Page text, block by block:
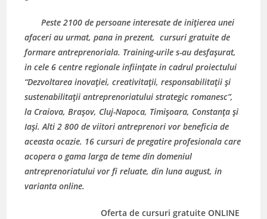
Peste 2100 de persoane interesate de iniţierea unei
afaceri au urmat, pana in prezent, cursuri gratuite de
formare antreprenoriala. Training-urile s-au desfaşurat,
in cele 6 centre regionale infiinţate in cadrul proiectului
“Dezvoltarea inovaţiei, creativitaţii, responsabilitaţii şi
sustenabilitaţii antreprenoriatului strategic romanesc”,
la Craiova, Braşov, Cluj-Napoca, Timişoara, Constanţa şi
Iaşi. Alti 2 800 de viitori antreprenori vor beneficia de
aceasta ocazie. 16 cursuri de pregatire profesionala care
acopera o gama larga de teme din domeniul
antreprenoriatului vor fi reluate, din luna august, in
varianta online.
Oferta de cursuri gratuite ONLINE